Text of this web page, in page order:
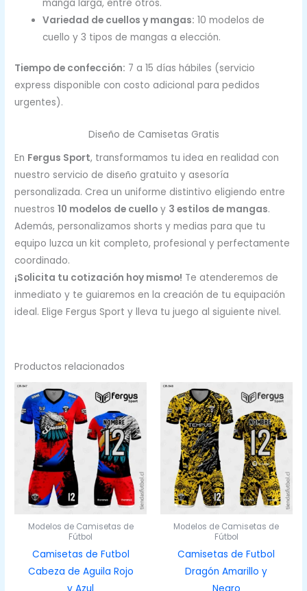
manga larga, entre otros.
Variedad de cuellos y mangas: 10 modelos de
cuello y 3 tipos de mangas a elección.
Tiempo de confección: 7 a 15 días hábiles (servicio
express disponible con costo adicional para pedidos
urgentes).
Diseño de Camisetas Gratis
En Fergus Sport, transformamos tu idea en realidad con
nuestro servicio de diseño gratuito y asesoría
personalizada. Crea un uniforme distintivo eligiendo entre
nuestros10 modelos de cuello y 3 estilos de mangas.
Además, personalizamos shorts y medias para que tu
equipo luzca un kit completo, profesional y perfectamente
coordinado.
¡Solicita tu cotización hoy mismo! Te atenderemos de
inmediato y te guiaremos en la creación de tu equipación
ideal. Elige Fergus Sport y lleva tu juego al siguiente nivel.
Productos relacionados
Modelos de Camisetas de
Fútbol
Camisetas de Futbol
Cabeza de Aguila Rojo
Modelos de Camisetas de
Fútbol
Camisetas de Futbol
Dragón Amarillo y